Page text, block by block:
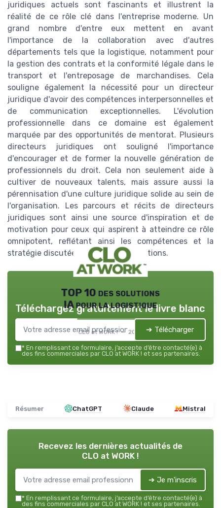
juridiques actuels sont fascinants et illustrent la
réalité de ce rôle clé dans l'entreprise moderne. Un
grand nombre d'entre eux mettent en avant
l'importance de la collaboration avec d'autres
départements tels que la logistique, notamment pour
la gestion des contrats et la conformité légale dans le
transport et l'entreposage de marchandises. Cela
souligne également la nécessité pour un directeur
juridique d'avoir des compétences interpersonnelles et
de communication exceptionnelles. L'évolution
professionnelle dans ce domaine est également
marquée par des opportunités de mentorat. Plusieurs
directeurs juridiques ont souligné l'importance
d'encourager et de former la nouvelle génération de
professionnels du droit. Cela non seulement aide à
cultiver de nouveaux talents, mais assure aussi la
pérennisation d'une culture juridique solide au sein de
l'organisation. Les parcours et récits de directeurs
juridiques sont ainsi une source d'inspiration et de
motivation pour ceux qui aspirent à atteindre ce rôle
omnipotent, reflétant ainsi les compétences et la
stratégie discutées dans d'autres sections.
TOP 10 des solutions
IA pour la logistique
CLO at WORK ! — 2026
Téléchargez gratuitement le livre blanc
➔ Télécharger
* En remplissant ce formulaire, j’accepte d’être contacté(e) à
des fins commerciales par CLO at WORK ! et ses partenaires.
Résumer ChatGPT Claude Mistral
Recevez les dernières actualités de
CLO at WORK !
➔ Je m'inscris
* En remplissant ce formulaire, j’accepte d’être contacté(e) à
des fins commerciales par CLO at WORK ! et ses partenaires.